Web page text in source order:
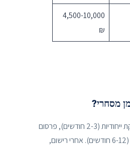
4,500-10,000
₪
מסחרי?
כ-18-24 חודשים. שלבים: בדיקת ייחודיות (2-3 חודשים), פרסום
לגופות (3 חודשים), אישור סופי (6-12 חודשים). אחרי רישום,